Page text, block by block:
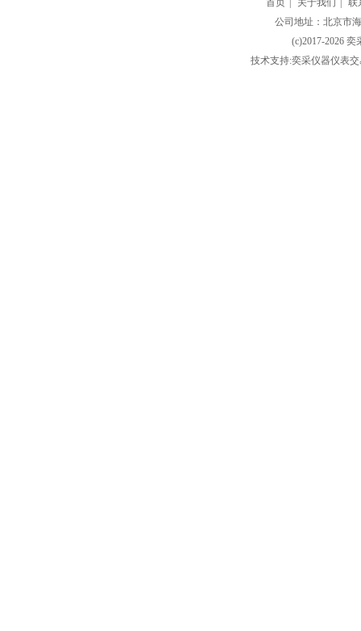
首页 关于我们
联
公司地址：北京市
(c)2017-2026
技术支持:奕采仪器仪表